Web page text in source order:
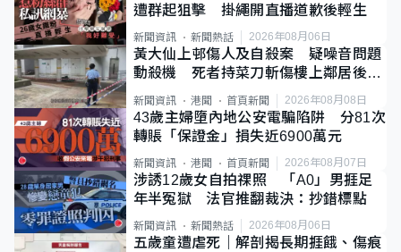
遭群起狙擊 掛繩開直播道歉後輕生
新聞資訊 新聞熱話 2026年08月06日
黃大仙上邨傷人及自殺案 疑噪音問題
動殺機 死者持菜刀斬傷樓上鄰居後墮
新聞資訊 港聞 首頁新聞 2026年08月08日
43歲主婦墮內地公安電騙陷阱 分81次
轉賬「保證金」損失近6900萬元
新聞資訊 港聞 首頁新聞 2026年08月07日
涉誘12歲女自拍祼照 「A0」男捱足
年半冤獄 法官推翻裁決：抄錯標點
新聞資訊 新聞熱話 2026年08月06日
五歲童遭虐死｜解剖揭長期捱餓、傷痕